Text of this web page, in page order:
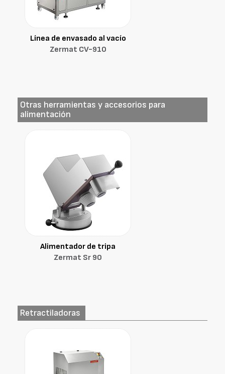
Línea de envasado al vacío
Zermat CV-910
Otras herramientas y accesorios para
alimentación
Alimentador de tripa
Zermat Sr 90
Retractiladoras